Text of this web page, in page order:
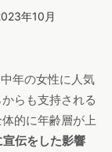
年10月
年の女性に人気
らも支持される
的に年齢層が上
伝をした影響